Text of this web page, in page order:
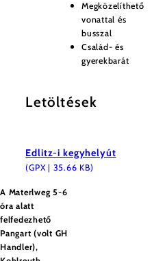
Megközelíthető
vonattal és
busszal
Család- és
gyerekbarát
Letöltések
Edlitz-i kegyhelyút
(GPX | 35.66 KB)
A Materlweg 5-6
óra alatt
felfedezhető
Pangart (volt GH
Handler),